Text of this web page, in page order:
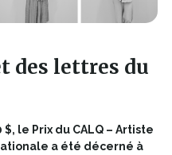
des lettres du
le Prix du CALQ – Artiste
a été décerné à